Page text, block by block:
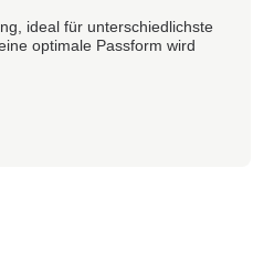
ideal für unterschiedlichste
optimale Passform wird